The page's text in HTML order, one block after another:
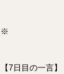
※
【7日目の一言】